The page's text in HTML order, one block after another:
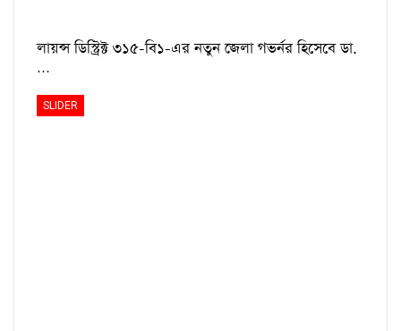
লায়ন্স ডিস্ট্রিক্ট ৩১৫-বি১-এর নতুন জেলা গভর্নর হিসেবে ডা.
…
SLIDER